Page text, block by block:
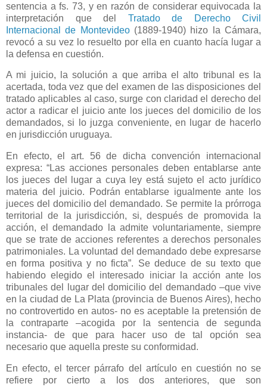
sentencia a fs. 73, y en razón de considerar equivocada la
interpretación que del Tratado de Derecho Civil
Internacional de Montevideo(1889-1940) hizo la Cámara,
revocó a su vez lo resuelto por ella en cuanto hacía lugar a
la defensa en cuestión.
A mi juicio, la solución a que arriba el alto tribunal es la
acertada, toda vez que del examen de las disposiciones del
tratado aplicables al caso, surge con claridad el derecho del
actor a radicar el juicio ante los jueces del domicilio de los
demandados, si lo juzga conveniente, en lugar de hacerlo
en jurisdicción uruguaya.
En efecto, el art. 56 de dicha convención internacional
expresa: “Las acciones personales deben entablarse ante
los jueces del lugar a cuya ley está sujeto el acto jurídico
materia del juicio. Podrán entablarse igualmente ante los
jueces del domicilio del demandado. Se permite la prórroga
territorial de la jurisdicción, si, después de promovida la
acción, el demandado la admite voluntariamente, siempre
que se trate de acciones referentes a derechos personales
patrimoniales. La voluntad del demandado debe expresarse
en forma positiva y no ficta”. Se deduce de su texto que
habiendo elegido el interesado iniciar la acción ante los
tribunales del lugar del domicilio del demandado –que vive
en la ciudad de La Plata (provincia de Buenos Aires), hecho
no controvertido en autos- no es aceptable la pretensión de
la contraparte –acogida por la sentencia de segunda
instancia- de que para hacer uso de tal opción sea
necesario que aquella preste su conformidad.
En efecto, el tercer párrafo del artículo en cuestión no se
refiere por cierto a los dos anteriores, que son